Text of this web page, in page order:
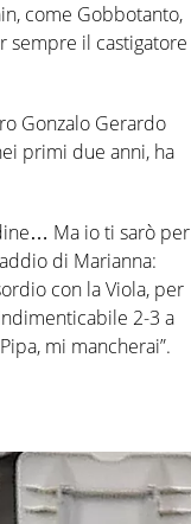
come Gobbotanto,
sempre il castigatore
Gonzalo Gerardo
primi due anni, ha
Ma io ti sarò per
di Marianna:
con la Viola, per
2-3 a
mi mancherai”.